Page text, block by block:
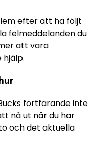
efter att ha följt
felmeddelanden du
att vara
fortfarande inte
nå ut när du har
och det aktuella